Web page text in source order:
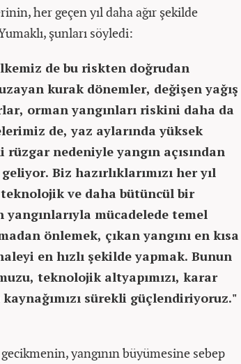
her geçen yıl daha ağır şekilde
şunları söyledi:
de bu riskten doğrudan
kurak dönemler, değişen yağış
orman yangınları riskini daha da
de, yaz aylarında yüksek
nedeniyle yangın açısından
Biz hazırlıklarımızı her yıl
ve daha bütüncül bir
mücadelede temel
önlemek, çıkan yangını en kısa
en hızlı şekilde yapmak. Bunun
teknolojik altyapımızı, karar
sürekli güçlendiriyoruz."
yangının büyümesine sebep